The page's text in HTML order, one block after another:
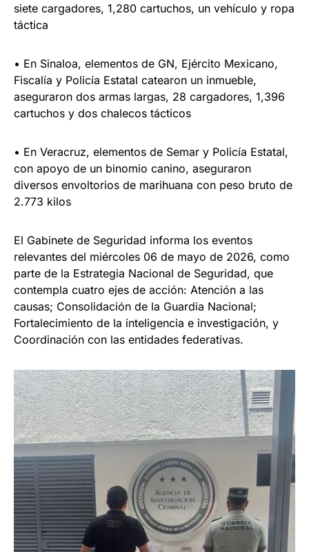
siete cargadores, 1,280 cartuchos, un vehículo y ropa
táctica
• En Sinaloa, elementos de GN, Ejército Mexicano,
Fiscalía y Policía Estatal catearon un inmueble,
aseguraron dos armas largas, 28 cargadores, 1,396
cartuchos y dos chalecos tácticos
• En Veracruz, elementos de Semar y Policía Estatal,
con apoyo de un binomio canino, aseguraron
diversos envoltorios de marihuana con peso bruto de
2.773 kilos
El Gabinete de Seguridad informa los eventos
relevantes del miércoles 06 de mayo de 2026, como
parte de la Estrategia Nacional de Seguridad, que
contempla cuatro ejes de acción: Atención a las
causas; Consolidación de la Guardia Nacional;
Fortalecimiento de la inteligencia e investigación, y
Coordinación con las entidades federativas.